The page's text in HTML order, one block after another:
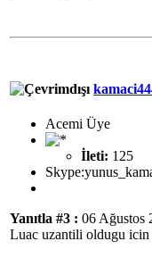
Acemi Üye
İleti: 125
Yanıtla #3 : 06 Ağustos
Luac uzantili oldugu icin